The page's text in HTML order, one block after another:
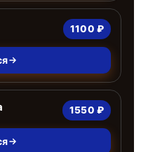
1100 ₽
1550 ₽